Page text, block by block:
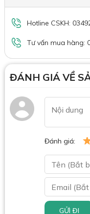
Hotline CSKH:
Tư vấn mua hàng:
ĐÁNH GIÁ VỀ
Đánh giá:
GỬI ĐI